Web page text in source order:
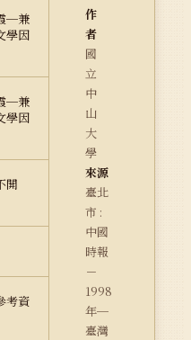
─兼
學因
─兼
學因
開
考資
作
者
國
立
中
山
大
學
來源
臺北
市 :
中國
時報
－
1998
年─
臺灣